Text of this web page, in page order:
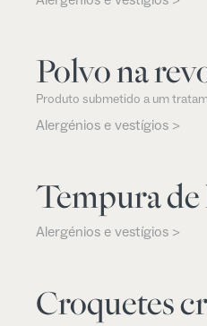
Polvo na
Produto submetido a um
Alergénios e vestígios >
Tempura de
Alergénios e vestígios >
Croquetes